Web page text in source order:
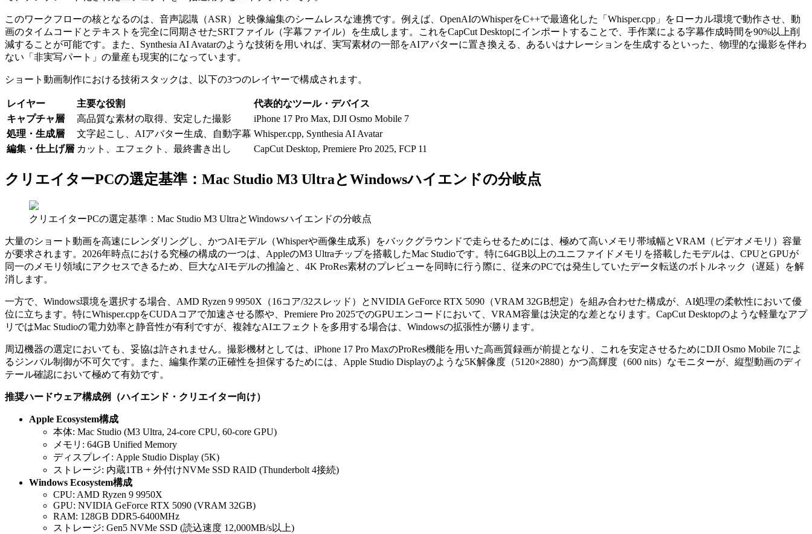
このワークフローの核となるのは、音声認識（ASR）と映像編集のシームレスな連携です。例えば、OpenAIのWhisperをC++で最適化した「Whisper.cpp」をローカル環境で動作させ、動
画のタイムコードとテキストを完全に同期させたSRTファイル（字幕ファイル）を生成します。これをCapCut Desktopにインポートすることで、手作業による字幕作成時間を90%以上削
減することが可能です。また、Synthesia AI Avatarのような技術を用いれば、実写素材の一部をAIアバターに置き換える、あるいはナレーションを生成するといった、物理的な撮影を伴わ
ない「非実写パート」の量産も現実的になっています。
ショート動画制作における技術スタックは、以下の3つのレイヤーで構成されます。
レイヤー 主要な役割
代表的なツール・デバイス
キャプチャ層
高品質な素材の取得、安定した撮影
iPhone 17 Pro Max, DJI Osmo Mobile 7
処理・生成層
文字起こし、AIアバター生成、自動字幕 Whisper.cpp, Synthesia AI Avatar
編集・仕上げ層 カット、エフェクト、最終書き出し CapCut Desktop, Premiere Pro 2025, FCP 11
クリエイターPCの選定基準：Mac Studio M3 UltraとWindowsハイエンドの分岐点
クリエイターPCの選定基準：Mac Studio M3 UltraとWindowsハイエンドの分岐点
大量のショート動画を高速にレンダリングし、かつAIモデル（Whisperや画像生成系）をバックグラウンドで走らせるためには、極めて高いメモリ帯域幅とVRAM（ビデオメモリ）容量
が要求されます。2026年時点における究極の構成の一つは、AppleのM3 Ultraチップを搭載したMac Studioです。特に64GB以上のユニファイドメモリを搭載したモデルは、CPUとGPUが
同一のメモリ領域にアクセスできるため、巨大なAIモデルの推論と、4K ProRes素材のプレビューを同時に行う際に、従来のPCでは発生していたデータ転送のボトルネック（遅延）を解
消します。
一方で、Windows環境を選択する場合、AMD Ryzen 9 9950X（16コア/32スレッド）とNVIDIA GeForce RTX 5090（VRAM 32GB想定）を組み合わせた構成が、AI処理の柔軟性において優
位に立ちます。特にWhisper.cppをCUDAコアで加速させる際や、Premiere Pro 2025でのGPUエンコードにおいて、VRAM容量は決定的な差となります。CapCut Desktopのような軽量なアプ
リではMac Studioの電力効率と静音性が有利ですが、複雑なAIエフェクトを多用する場合は、Windowsの拡張性が勝ります。
周辺機器の選定においても、妥協は許されません。撮影機材としては、iPhone 17 Pro MaxのProRes機能を用いた高画質録画が前提となり、これを安定させるためにDJI Osmo Mobile 7によ
るジンバル制御が不可欠です。また、編集作業の正確性を担保するためには、Apple Studio Displayのような5K解像度（5120×2880）かつ高輝度（600 nits）なモニターが、縦型動画のディ
テール確認において極めて有効です。
推奨ハードウェア構成例（ハイエンド・クリエイター向け）
Apple Ecosystem構成
本体: Mac Studio (M3 Ultra, 24-core CPU, 60-core GPU)
メモリ: 64GB Unified Memory
ディスプレイ: Apple Studio Display (5K)
ストレージ: 内蔵1TB + 外付けNVMe SSD RAID (Thunderbolt 4接続)
Windows Ecosystem構成
CPU: AMD Ryzen 9 9950X
GPU: NVIDIA GeForce RTX 5090 (VRAM 32GB)
RAM: 128GB DDR5-6400MHz
ストレージ: Gen5 NVMe SSD (読込速度 12,000MB/s以上)